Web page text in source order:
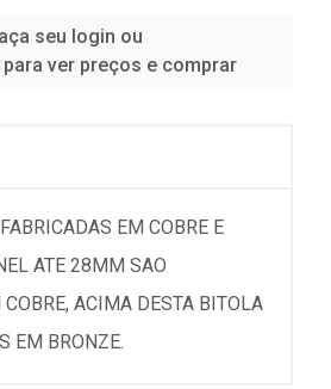
seu login ou
ver preços e comprar
EM COBRE E
ATE 28MM SAO
ACIMA DESTA BITOLA
EM BRONZE.